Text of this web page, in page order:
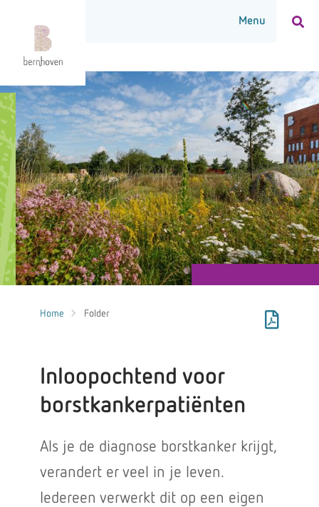
Home Folder
Inloopochtend voor
borstkankerpatiënten
Als je de diagnose borstkanker krijgt,
verandert er veel in je leven.
Iedereen verwerkt dit op een eigen